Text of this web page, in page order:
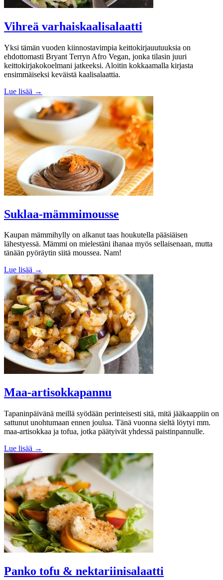
Vihreä varhaiskaalisalaatti
Yksi tämän vuoden kiinnostavimpia keittokirjauutuuksia on
ehdottomasti Bryant Terryn Afro Vegan, jonka tilasin juuri
keittokirjakokoelmani jatkeeksi. Aloitin kokkaamalla kirjasta
ensimmäiseksi keväistä kaalisalaattia.
Lue lisää →
Suklaa-mämmimousse
Kaupan mämmihylly on alkanut taas houkutella pääsiäisen
lähestyessä. Mämmi on mielestäni ihanaa myös sellaisenaan, mutta
tänään pyöräytin siitä moussea. Nam!
Lue lisää →
Maa-artisokkapannu
Tapaninpäivänä meillä syödään perinteisesti sitä, mitä jääkaappiin on
sattunut unohtumaan ennen joulua. Tänä vuonna sieltä löytyi mm.
maa-artisokkaa ja tofua, jotka päätyivät yhdessä paistinpannulle.
Lue lisää →
Panko tofu & nektariinisalaatti